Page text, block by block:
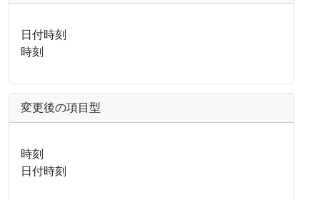
日付時刻
時刻
変更後の項目型
時刻
日付時刻